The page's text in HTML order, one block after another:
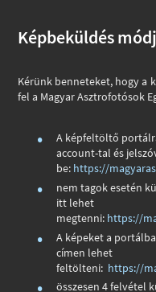
Képbeküldés
Kérünk benneteket, hogy a
fel a Magyar Asztrofotósok
A képfeltöltő
account-tal és
be: https://
nem tagok esetén
itt lehet
megtenni: https://
A képeket a
címen lehet
feltölteni: https://
összesen 4 felvétel